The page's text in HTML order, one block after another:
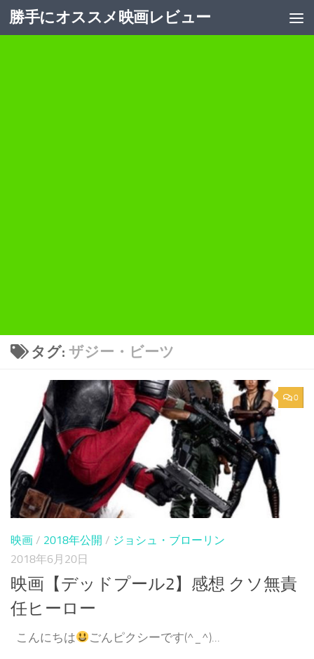
コンテンツへスキップ
勝手にオススメ映画レビュー
タグ: ザジー・ビーツ
0
映画 / 2018年公開 / ジョシュ・ブローリン
2018年6月20日
映画【デッドプール2】感想 クソ無責
任ヒーロー
こんにちは ごんピクシーです(^_^)...